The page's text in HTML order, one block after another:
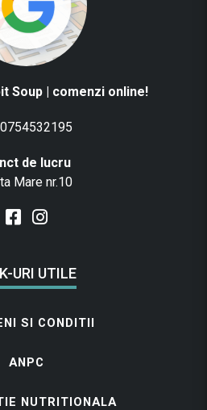
Soup | comenzi online!
0754532195
de lucru
Mare nr.10
URI UTILE
SI CONDITII
ANPC
NUTRITIONALA